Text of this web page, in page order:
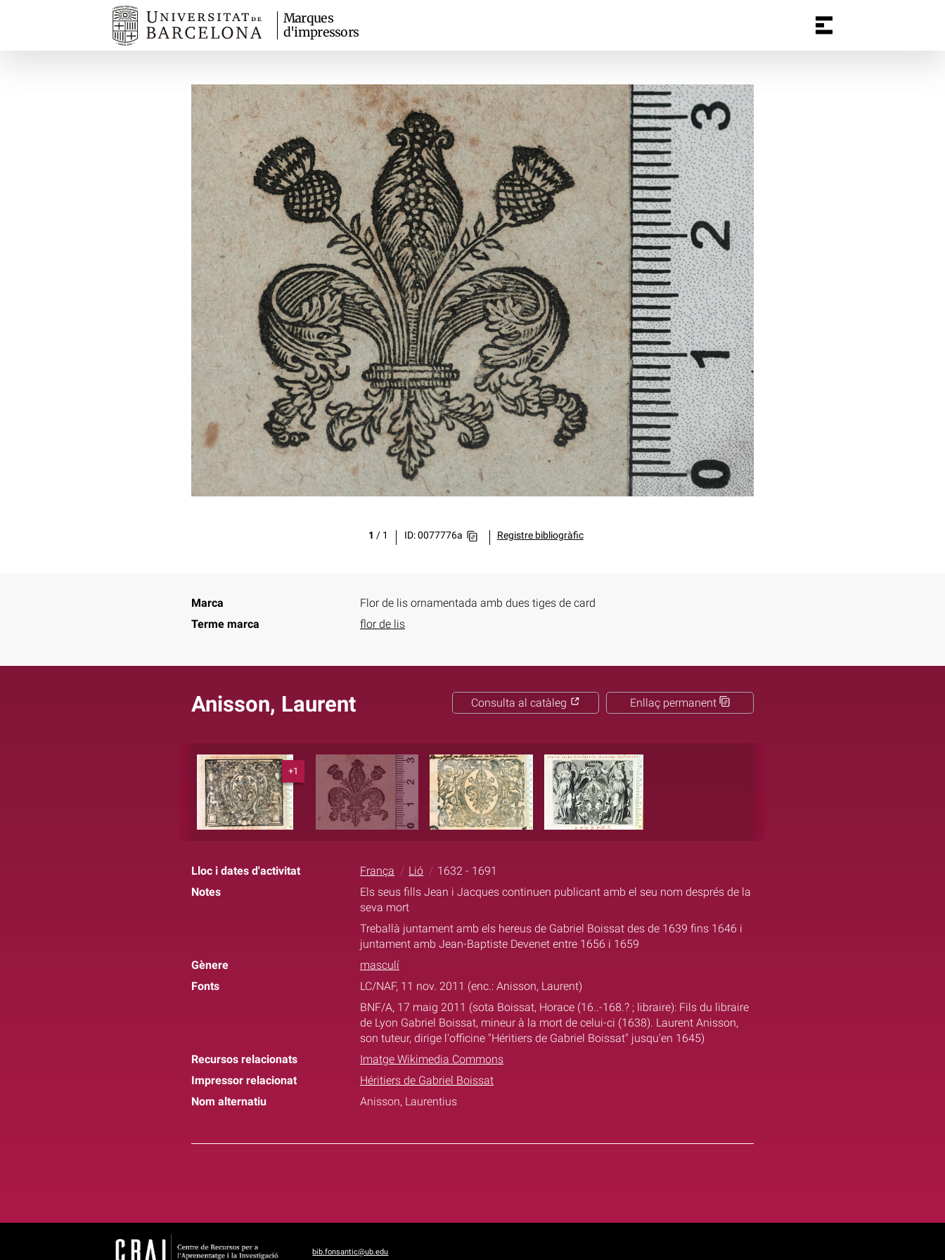
Marques
d'impressors
1 / 1 ID: 0077776a Registre bibliogràfic
Marca
Flor de lis ornamentada amb dues tiges de card
Terme marca
flor de lis
Anisson, Laurent Enllaç permanent
Consulta al catàleg
+1
Lloc i dates d'activitat França Lió
1632 - 1691
Notes
Els seus fills Jean i Jacques continuen publicant amb el seu nom després de la
seva mort
Treballà juntament amb els hereus de Gabriel Boissat des de 1639 fins 1646 i
juntament amb Jean-Baptiste Devenet entre 1656 i 1659
Gènere
masculí
Fonts
LC/NAF, 11 nov. 2011 (enc.: Anisson, Laurent)
BNF/A, 17 maig 2011 (sota Boissat, Horace (16..-168.? ; libraire): Fils du libraire
de Lyon Gabriel Boissat, mineur à la mort de celui-ci (1638). Laurent Anisson,
son tuteur, dirige l'officine "Héritiers de Gabriel Boissat" jusqu'en 1645)
Recursos relacionats
Imatge Wikimedia Commons
Impressor relacionat
Héritiers de Gabriel Boissat
Nom alternatiu
Anisson, Laurentius
bib.fonsantic@ub.edu